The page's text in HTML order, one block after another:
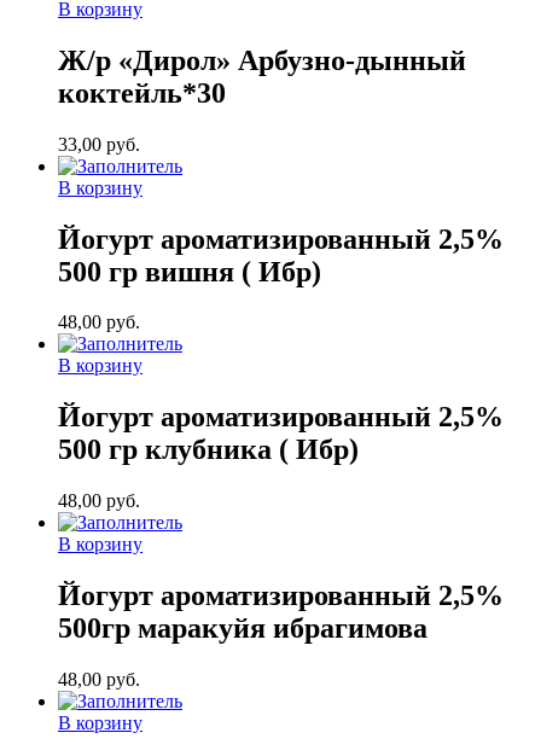
В корзину
Ж/р «Дирол» Арбузно-дынный
коктейль*30
33,00 руб.
В корзину
Йогурт ароматизированный 2,5%
500 гр вишня ( Ибр)
48,00 руб.
В корзину
Йогурт ароматизированный 2,5%
500 гр клубника ( Ибр)
48,00 руб.
В корзину
Йогурт ароматизированный 2,5%
500гр маракуйя ибрагимова
48,00 руб.
В корзину